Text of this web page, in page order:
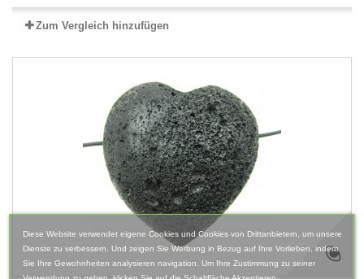
Zum Vergleich hinzufügen
Diese Website verwendet eigene Cookies und Cookies von Drittanbietern, um unsere
Dienste zu verbessern. Und zeigen Sie Werbung in Bezug auf Ihre Vorlieben, indem
Sie Ihre Gewohnheiten analysieren navigation. Um Ihre Zustimmung zu seiner